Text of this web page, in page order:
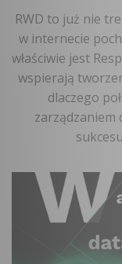
RWD to już nie
w internecie
właściwie jest
wspierają
dlaczego
zarządzaniem